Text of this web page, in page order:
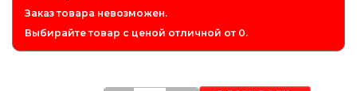
Заказ товара невозможен.
Выбирайте товар с ценой отличной от 0.